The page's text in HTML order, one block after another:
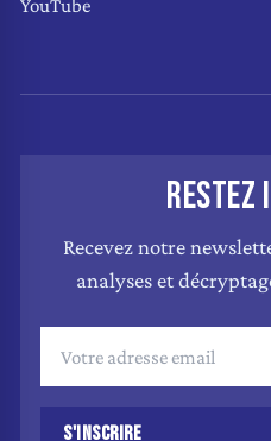
YouTube
RESTEZ
Recevez notre
analyses et
S'INSCRIRE